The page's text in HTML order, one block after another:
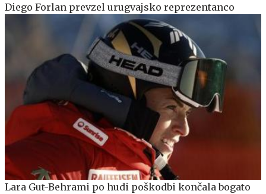
Diego Forlan prevzel urugvajsko reprezentanco
Lara Gut-Behrami po hudi poškodbi končala bogato